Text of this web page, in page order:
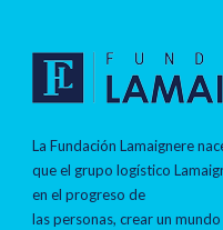
La Fundación Lamaignere
que el grupo logístico
en el progreso de
las personas, crear un